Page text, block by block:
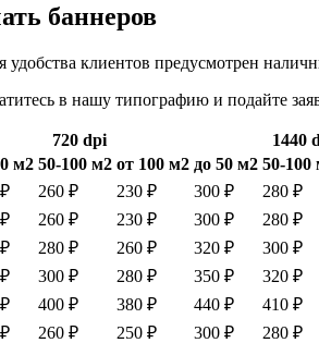
баннеров
клиентов предусмотрен
в нашу типографию и подайте
720 dpi
1440
м2 50-100 м2 от 100 м2 до 50 м2 50-100
260 ₽ 230 ₽ 300 ₽ 280 ₽
260 ₽ 230 ₽ 300 ₽ 280 ₽
280 ₽ 260 ₽ 320 ₽ 300 ₽
300 ₽ 280 ₽ 350 ₽ 320 ₽
400 ₽ 380 ₽ 440 ₽ 410 ₽
260 ₽ 250 ₽ 300 ₽ 280 ₽